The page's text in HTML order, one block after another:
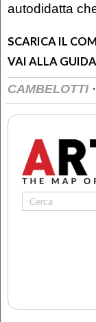
autodidatta
SCARICA IL
VAI ALLA
CAMBELOTTI ·